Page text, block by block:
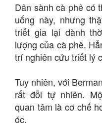
Dân sành cà phê có
uống này, nhưng
triết gia lại dành
lượng của cà phê.
trí nghiên cứu triết lý
Tuy nhiên, với
rất đỗi tự nhiên.
quan tâm là cơ chế
óc.